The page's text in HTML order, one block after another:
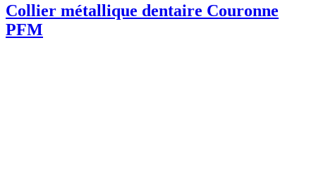
Collier métallique dentaire Couronne
PFM